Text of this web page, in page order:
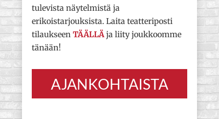
tulevista näytelmistä ja
erikoistarjouksista. Laita teatteriposti
tilaukseen TÄÄLLÄja liity joukkoomme
tänään!
AJANKOHTAISTA